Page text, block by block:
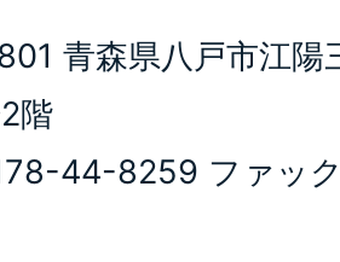
青森県八戸市江陽
階
44-8259 ファッ